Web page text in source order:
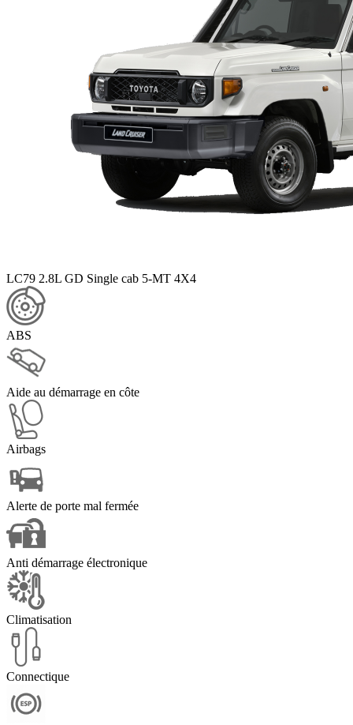
LC79 2.8L GD Single cab 5-MT 4X4
ABS
Aide au démarrage en côte
Airbags
Alerte de porte mal fermée
Anti démarrage électronique
Climatisation
Connectique